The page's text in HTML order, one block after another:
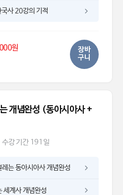
사 20강의 기적
원
장바
구니
개념완성 (동아시아사 +
수강 기간 191일
는 동아시아사 개념완성
세계사 개념완성